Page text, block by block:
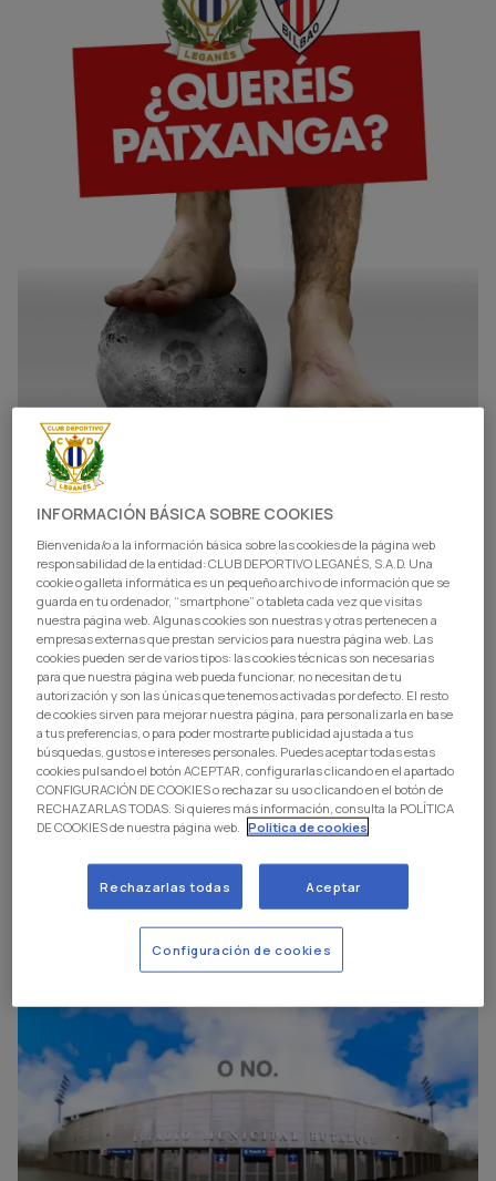
INFORMACIÓN BÁSICA SOBRE COOKIES
Bienvenida/o a la información básica sobre las cookies de la página web
responsabilidad de la entidad: CLUB DEPORTIVO LEGANÉS, S.A.D. Una
cookie o galleta informática es un pequeño archivo de información que se
guarda en tu ordenador, “smartphone” o tableta cada vez que visitas
nuestra página web. Algunas cookies son nuestras y otras pertenecen a
empresas externas que prestan servicios para nuestra página web. Las
cookies pueden ser de varios tipos: las cookies técnicas son necesarias
para que nuestra página web pueda funcionar, no necesitan de tu
autorización y son las únicas que tenemos activadas por defecto. El resto
de cookies sirven para mejorar nuestra página, para personalizarla en base
a tus preferencias, o para poder mostrarte publicidad ajustada a tus
búsquedas, gustos e intereses personales. Puedes aceptar todas estas
cookies pulsando el botón ACEPTAR, configurarlas clicando en el apartado
CONFIGURACIÓN DE COOKIES o rechazar su uso clicando en el botón de
RECHAZARLAS TODAS. Si quieres más información, consulta la POLÍTICA
DE COOKIES de nuestra página web.
Politica de cookies
Rechazarlas todas Aceptar
Configuración de cookies